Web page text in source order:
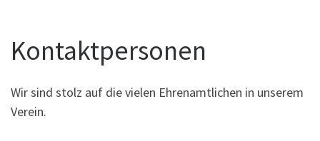
Kontaktpersonen
Wir sind stolz auf die vielen Ehrenamtlichen in unserem
Verein.